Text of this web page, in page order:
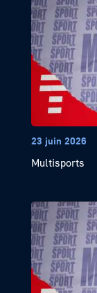
23 juin 2026
Multisports